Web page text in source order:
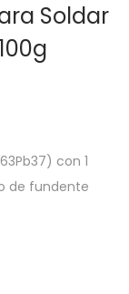
Soldar
con 1
de fundente